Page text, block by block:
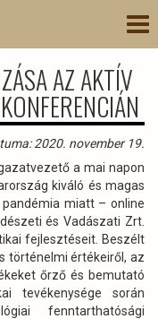
AZ AKTÍV
2020. november 19.
a mai napon
kiváló és magas
miatt – online
és Vadászati Zrt.
fejlesztéseit. Beszélt
történelmi értékeiről, az
őrző és bemutató
tevékenysége során
fenntarthatósági